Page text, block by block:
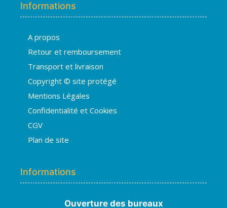
Informations
A propos
Retour et remboursement
Transport et livraison
Copyright © site protégé
Mentions Légales
Confidentialité et Cookies
CGV
Plan de site
Informations
Ouverture des bureaux
En ligne · répond en quelques secondes
H
👋 Bonjour ! Je suis
puis-je vous aider ?
02:31
💬Autre problème